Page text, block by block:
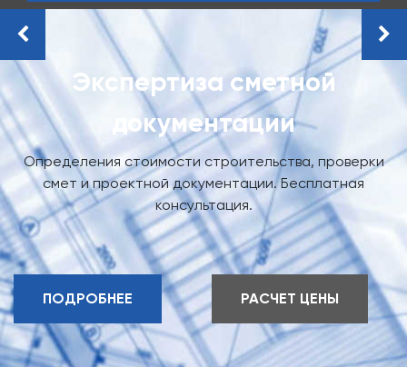
Экспертиза сметной
документации
Определения стоимости строительства, проверки
смет и проектной документации. Бесплатная
консультация.
ПОДРОБНЕЕ РАСЧЕТ ЦЕНЫ